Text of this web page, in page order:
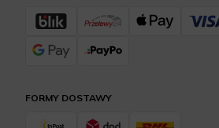
FORMY DOSTAWY